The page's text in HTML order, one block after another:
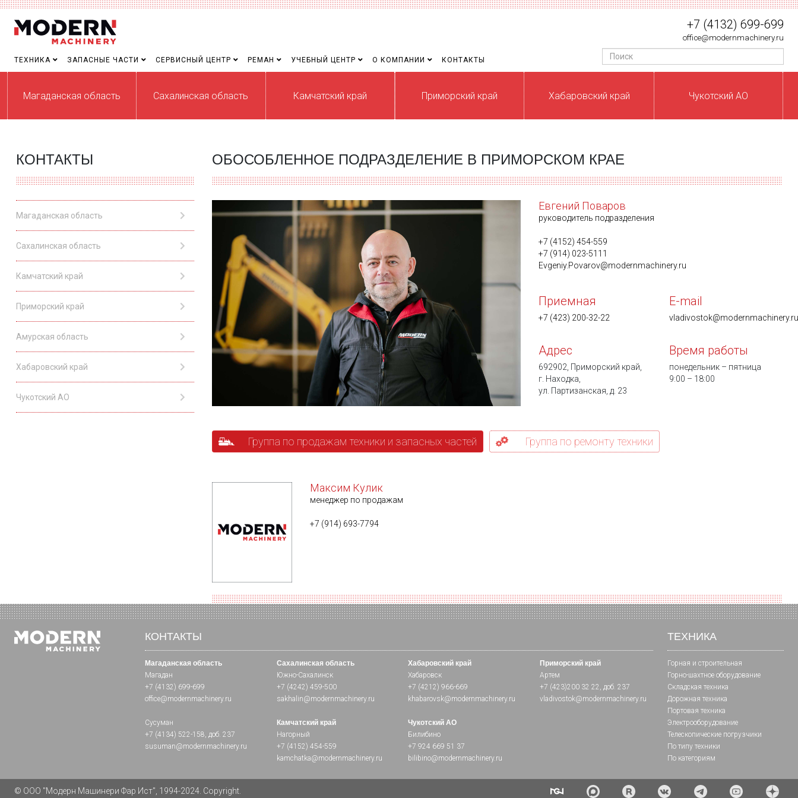
+7 (4132) 699-699
office@modernmachinery.ru
ТЕХНИКА ЗАПАСНЫЕ ЧАСТИ СЕРВИСНЫЙ ЦЕНТР РЕМАН УЧЕБНЫЙ ЦЕНТР О КОМПАНИИ КОНТАКТЫ
Магаданская область Сахалинская область Камчатский край Приморский край Хабаровский край Чукотский АО
КОНТАКТЫ ОБОСОБЛЕННОЕ ПОДРАЗДЕЛЕНИЕ В ПРИМОРСКОМ КРАЕ
Магаданская область
Сахалинская область
Камчатский край
Приморский край
Амурская область
Хабаровский край
Чукотский АО
Евгений Поваров
руководитель подразделения
+7 ‎‎(4152) 454-559
+7 (914) 023-5111
Evgeniy.Povarov@modernmachinery.ru
Приемная
+7 (423) 200-32-22
Адрес
692902, Приморский край,
г. Находка,
ул. Партизанская, д. 23
E-mail
vladivostok@modernmachinery.ru
Время работы
понедельник – пятница
9:00 – 18:00
Группа по продажам техники и запасных частей Группа по ремонту техники
Максим Кулик
менеджер по продажам
+7 (914) 693-7794
КОНТАКТЫ
Магаданская область
Магадан
+7 (4132) 699-699
office@modernmachinery.ru
Сусуман
+7 (4134) 522-158 , доб. 237
susuman@modernmachinery.ru
Сахалинская область
Южно-Сахалинск
+7 (4242) 459-500
sakhalin@modernmachinery.ru
Камчатский край
Нагорный
+7 (4152) 454-559
kamchatka@modernmachinery.ru
Хабаровский край
Хабаровск
+7 (4212) 966-669
khabarovsk@modernmachinery.ru
Чукотский АО
Билибино
+7 924 669 51 37
bilibino@modernmachinery.ru
Приморский край
Артем
+7 (423)200 32 22
, доб. 237
vladivostok@modernmachinery.ru
ТЕХНИКА
Горная и cтроительная
Горно-шахтное оборудование
Складская техника
Дорожная техника
Портовая техника
Электрооборудование
Телескопические погрузчики
По типу техники
По категориям
© ООО "Модерн Машинери Фар Ист", 1994-2024. Copyright.